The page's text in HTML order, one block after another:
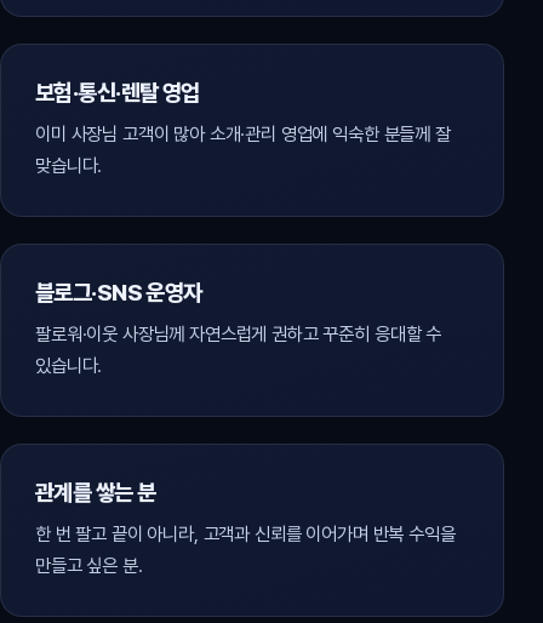
보험·통신·렌탈 영업
이미 사장님 고객이 많아 소개·관리 영업에 익숙한 분들께 잘
맞습니다.
블로그·SNS 운영자
팔로워·이웃 사장님께 자연스럽게 권하고 꾸준히 응대할 수
있습니다.
관계를 쌓는 분
한 번 팔고 끝이 아니라, 고객과 신뢰를 이어가며 반복 수익을
만들고 싶은 분.